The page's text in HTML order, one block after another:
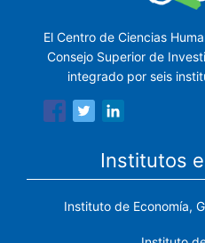
El Centro de Ciencias
Consejo Superior de
integrado por seis
Institutos
Instituto de Economía,